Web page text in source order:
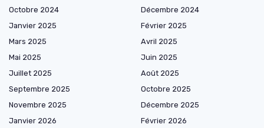
Octobre 2024
Décembre 2024
Janvier 2025
Février 2025
Mars 2025
Avril 2025
Mai 2025
Juin 2025
Juillet 2025
Août 2025
Septembre 2025
Octobre 2025
Novembre 2025
Décembre 2025
Janvier 2026
Février 2026